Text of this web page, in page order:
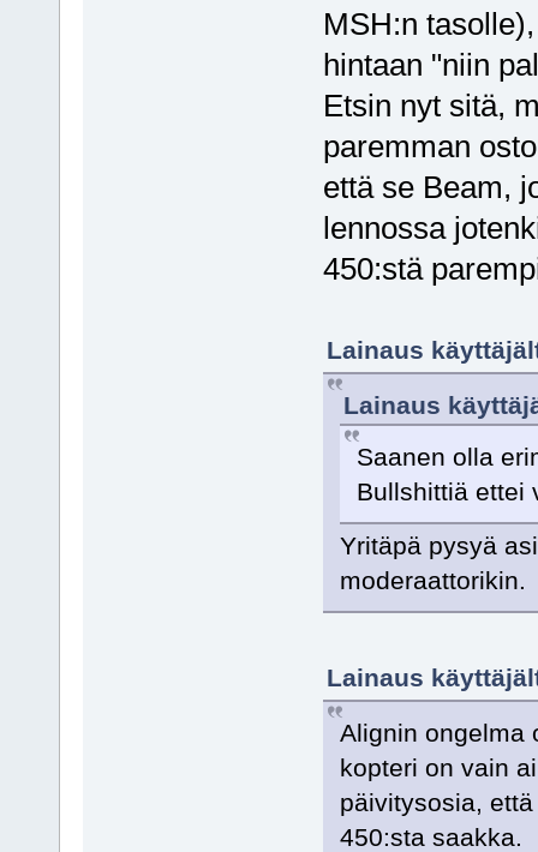
MSH:n
hintaan "niin
Etsin nyt sitä,
paremman
että se Beam,
lennossa
450:stä
Lainaus
Lainaus
Saanen olla
Bullshittiä ettei
Yritäpä pysyä
moderaattorikin.
Lainaus
Alignin ongelma
kopteri on vain
päivitysosia,
450:sta saakka.